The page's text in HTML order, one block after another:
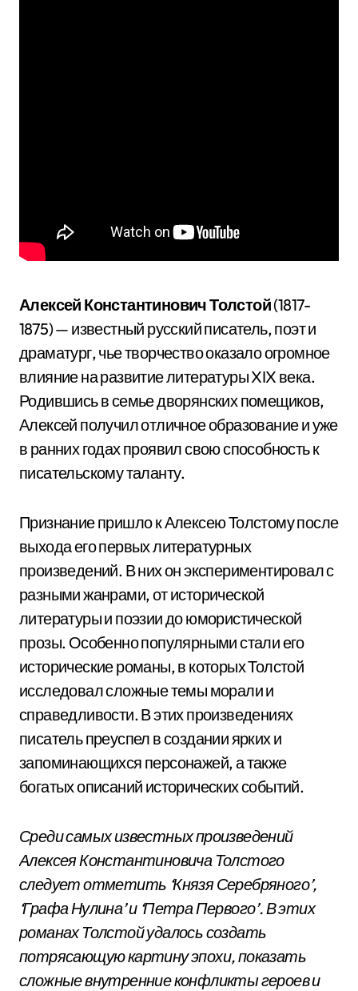
Алексей Константинович Толстой(1817-
1875) — известный русский писатель, поэт и
драматург, чье творчество оказало огромное
влияние на развитие литературы XIX века.
Родившись в семье дворянских помещиков,
Алексей получил отличное образование и уже
в ранних годах проявил свою способность к
писательскому таланту.
Признание пришло к Алексею Толстому после
выхода его первых литературных
произведений. В них он экспериментировал с
разными жанрами, от исторической
литературы и поэзии до юмористической
прозы. Особенно популярными стали его
исторические романы, в которых Толстой
исследовал сложные темы морали и
справедливости. В этих произведениях
писатель преуспел в создании ярких и
запоминающихся персонажей, а также
богатых описаний исторических событий.
Среди самых известных произведений
Алексея Константиновича Толстого
следует отметить ‘Князя Серебряного’,
‘Графа Нулина’ и ‘Петра Первого’. В этих
романах Толстой удалось создать
потрясающую картину эпохи, показать
сложные внутренние конфликты героев и